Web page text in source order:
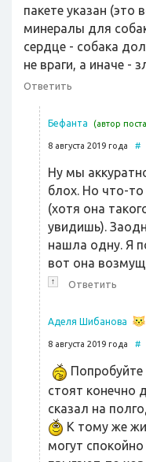
пакете указан (это
минералы для
сердце - собака
не враги, а иначе -
Ответить
Бефанта (автор
8 августа 2019 года #
Ну мы
блох. Но что-
(хотя она
увидишь).
нашла одну. Я
вот она
↑ Ответить
Аделя Шибанова
8 августа 2019 года #
Попробуйте
стоят конечно
сказал на
К тому же
могут